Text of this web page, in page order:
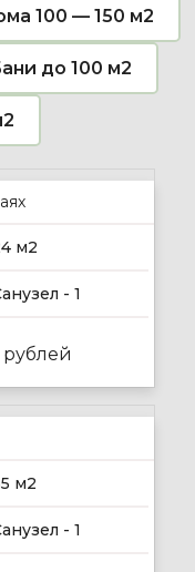
производителя.
Срок
от
70
лет.
100 — 150 м2
до 100 м2
м2
- 1
рублей
м2
- 1